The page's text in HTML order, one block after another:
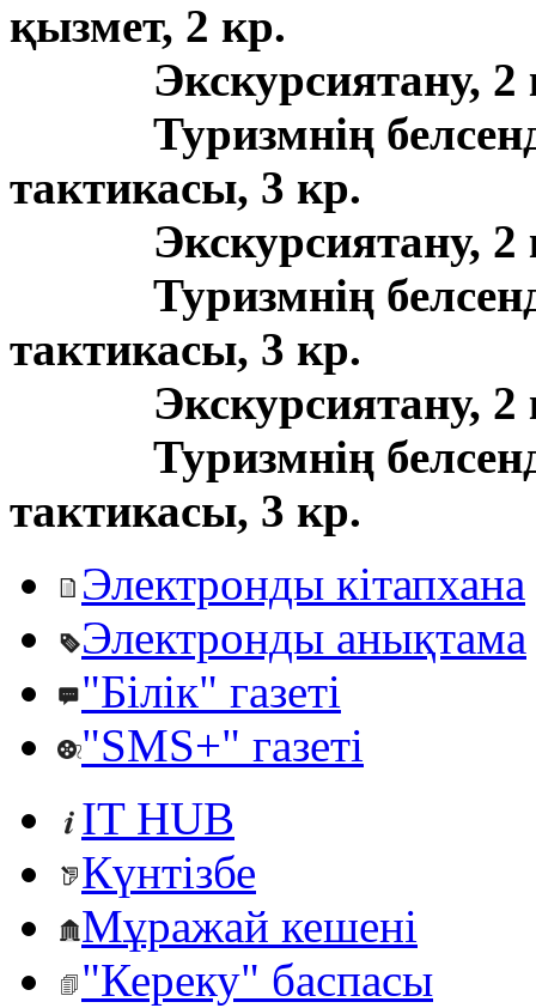
қызмет, 2 кр.
Экскурсиятану, 2
Туризмнің
тактикасы, 3 кр.
Экскурсиятану, 2
Туризмнің
тактикасы, 3 кр.
Экскурсиятану, 2
Туризмнің
тактикасы, 3 кр.
Электронды кітапхана
Электронды анықтама
"Білік" газеті
"SMS+" газеті
IT HUB
Күнтізбе
Мұражай кешені
"Кереку" баспасы